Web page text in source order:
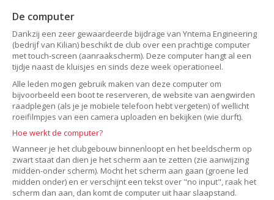
De computer
Dankzij een zeer gewaardeerde bijdrage van Yntema Engineering
(bedrijf van Kilian) beschikt de club over een prachtige computer
met touch-screen (aanraakscherm). Deze computer hangt al een
tijdje naast de kluisjes en sinds deze week operationeel.
Alle leden mogen gebruik maken van deze computer om
bijvoorbeeld een boot te reserveren, de website van aengwirden
raadplegen (als je je mobiele telefoon hebt vergeten) of wellicht
roeifilmpjes van een camera uploaden en bekijken (wie durft).
Hoe werkt de computer?
Wanneer je het clubgebouw binnenloopt en het beeldscherm op
zwart staat dan dien je het scherm aan te zetten (zie aanwijzing
midden-onder scherm). Mocht het scherm aan gaan (groene led
midden onder) en er verschijnt een tekst over "no input", raak het
scherm dan aan, dan komt de computer uit haar slaapstand.